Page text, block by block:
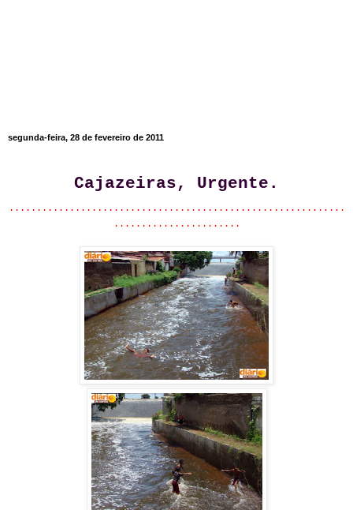
segunda-feira, 28 de fevereiro de 2011
Cajazeiras, Urgente.
.............................................................
.......................